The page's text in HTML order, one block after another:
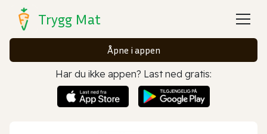
Trygg Mat
Åpne i appen
Har du ikke appen? Last ned gratis: